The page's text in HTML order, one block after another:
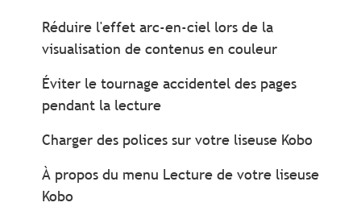
Réduire l'effet arc-en-ciel lors de la
visualisation de contenus en couleur
Éviter le tournage accidentel des pages
pendant la lecture
Charger des polices sur votre liseuse Kobo
À propos du menu Lecture de votre liseuse
Kobo